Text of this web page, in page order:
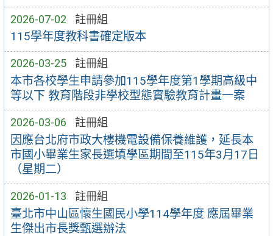
2026-07-02 註冊組
115學年度教科書確定版本
2026-03-25 註冊組
本市各校學生申請參加115學年度第1學期高級中
等以下 教育階段非學校型態實驗教育計畫一案
2026-03-06 註冊組
因應台北府市政大樓機電設備保養維護，延長本
市國小畢業生家長選填學區期間至115年3月17日
（星期二）
2026-01-13 註冊組
臺北市中山區懷生國民小學114學年度 應屆畢業
生傑出市長獎甄選辦法